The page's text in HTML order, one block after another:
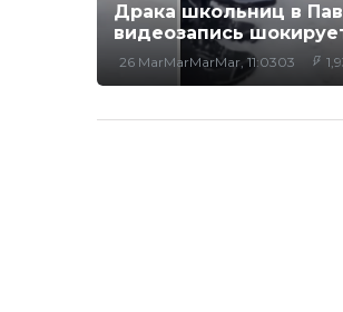
Драка школьниц в
видеозапись
26 MarMarMarMar, 11:0303